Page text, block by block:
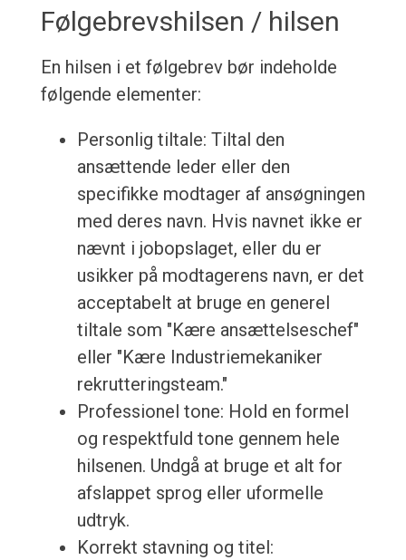
Følgebrevshilsen / hilsen
En hilsen i et følgebrev bør indeholde
følgende elementer:
Personlig tiltale: Tiltal den
ansættende leder eller den
specifikke modtager af ansøgningen
med deres navn. Hvis navnet ikke er
nævnt i jobopslaget, eller du er
usikker på modtagerens navn, er det
acceptabelt at bruge en generel
tiltale som "Kære ansættelseschef"
eller "Kære Industriemekaniker
rekrutteringsteam."
Professionel tone: Hold en formel
og respektfuld tone gennem hele
hilsenen. Undgå at bruge et alt for
afslappet sprog eller uformelle
udtryk.
Korrekt stavning og titel: